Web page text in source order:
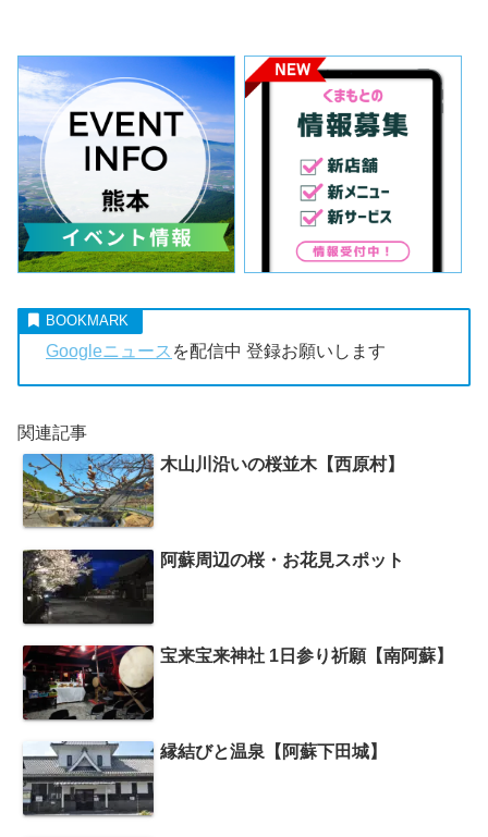
Googleニュース を配信中 登録お願いします
関連記事
木山川沿いの桜並木【西原村】
阿蘇周辺の桜・お花見スポット
宝来宝来神社 1日参り祈願【南阿蘇】
縁結びと温泉【阿蘇下田城】